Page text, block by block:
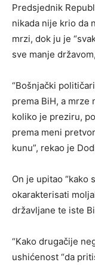
Predsjednik
nikada nije krio da
mrzi, dok ju je
sve manje
“Bošnjački
prema BiH, a
koliko je preziru,
prema meni
kunu”, rekao je
On je upitao “kako
okarakterisati
državljane te iste
“Kako drugačije
ushićenost “da